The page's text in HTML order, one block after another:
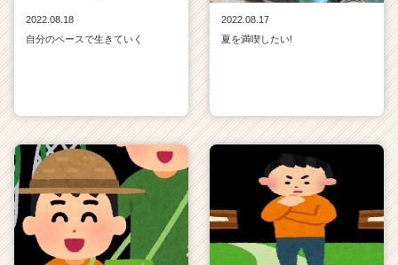
2022.08.18
自分のペースで生きていく
2022.08.17
夏を満喫したい!